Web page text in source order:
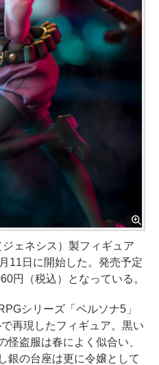
ェネシス）製フィギュア
11日に開始した。発売予定
円（税込）となっている。
シリーズ「ペルソナ5」
再現したフィギュア。黒い
怪盗服は春によく似合い、
銀の台座は更に令嬢として